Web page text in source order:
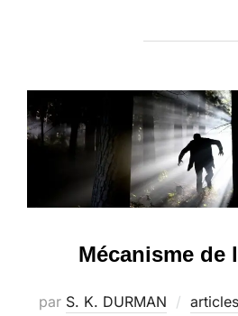
Mécanisme de
par S. K. DURMAN articles